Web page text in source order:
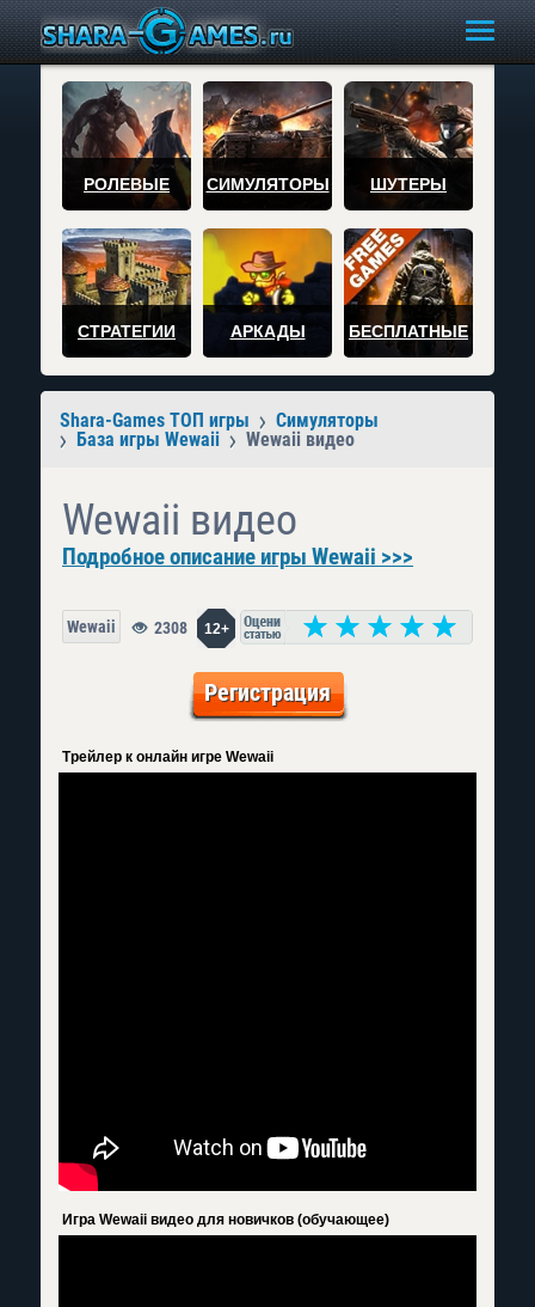
РОЛЕВЫЕ СИМУЛЯТОРЫ ШУТЕРЫ
СТРАТЕГИИ АРКАДЫ БЕСПЛАТНЫЕ
Shara-Games ТОП игры
Симуляторы
База игры Wewaii
Wewaii видео
Wewaii видео
Подробное описание игры Wewaii >>>
Wewaii 12+
2308
Регистрация
Трейлер к онлайн игре Wewaii
Игра Wewaii видео для новичков (обучающее)